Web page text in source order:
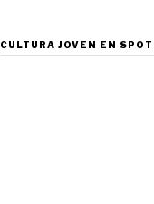
CULTURA JOVEN EN